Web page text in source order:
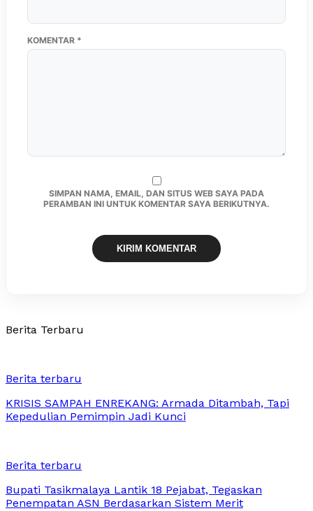
KOMENTAR *
SIMPAN NAMA, EMAIL, DAN SITUS WEB SAYA PADA
PERAMBAN INI UNTUK KOMENTAR SAYA BERIKUTNYA.
Berita Terbaru
Berita terbaru
KRISIS SAMPAH ENREKANG: Armada Ditambah, Tapi
Kepedulian Pemimpin Jadi Kunci
Berita terbaru
Bupati Tasikmalaya Lantik 18 Pejabat, Tegaskan
Penempatan ASN Berdasarkan Sistem Merit